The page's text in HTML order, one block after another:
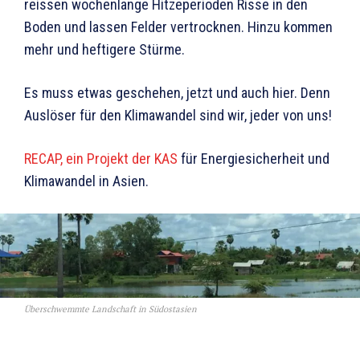
reissen wochenlange Hitzeperioden Risse in den
Boden und lassen Felder vertrocknen. Hinzu kommen
mehr und heftigere Stürme.
Es muss etwas geschehen, jetzt und auch hier. Denn
Auslöser für den Klimawandel sind wir, jeder von uns!
RECAP, ein Projekt der KAS für Energiesicherheit und
Klimawandel in Asien.
Überschwemmte Landschaft in Südostasien